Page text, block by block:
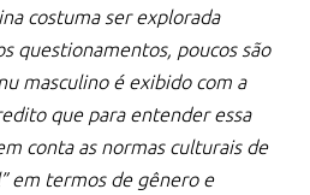
costuma ser explorada
questionamentos, poucos são
masculino é exibido com a
que para entender essa
conta as normas culturais de
em termos de gênero e